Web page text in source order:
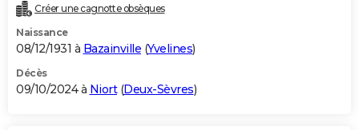
Créer une cagnotte obsèques
Naissance
08/12/1931 à Bazainville (Yvelines)
Décès
09/10/2024 à Niort(Deux-Sèvres)